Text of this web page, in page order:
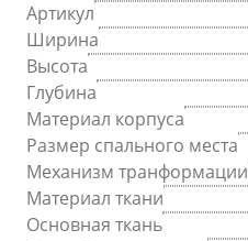
Артикул
Ширина
Высота
Глубина
Материал корпуса
Размер спального места
Механизм транформации
Материал ткани
Основная ткань